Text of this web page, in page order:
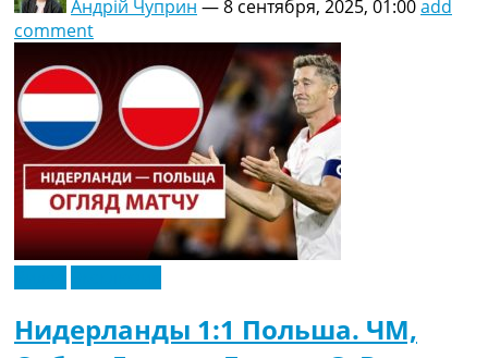
Андрій Чуприн —8 сентября, 2025, 01:00add
comment
Нидерланды 1:1 Польша. ЧМ,